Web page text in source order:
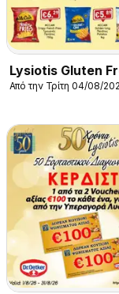
Lysiotis Gluten
Από την Τρίτη 04/08/